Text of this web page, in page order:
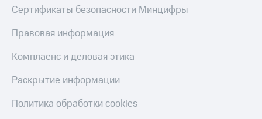
Сертификаты безопасности Минцифры
Правовая информация
Комплаенс и деловая этика
Раскрытие информации
Политика обработки cookies